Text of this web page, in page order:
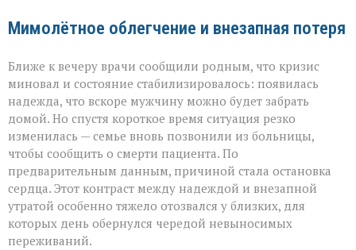
Мимолётное облегчение и внезапная потеря
Ближе к вечеру врачи сообщили родным, что кризис
миновал и состояние стабилизировалось: появилась
надежда, что вскоре мужчину можно будет забрать
домой. Но спустя короткое время ситуация резко
изменилась — семье вновь позвонили из больницы,
чтобы сообщить о смерти пациента. По
предварительным данным, причиной стала остановка
сердца. Этот контраст между надеждой и внезапной
утратой особенно тяжело отозвался у близких, для
которых день обернулся чередой невыносимых
переживаний.